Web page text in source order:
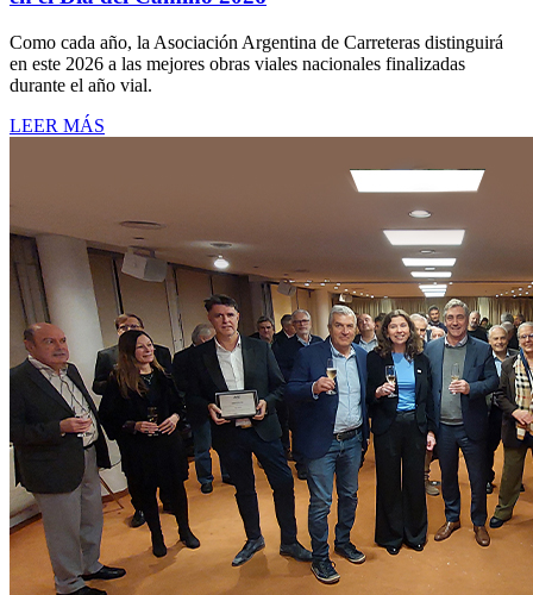
Como cada año, la Asociación Argentina de Carreteras distinguirá
en este 2026 a las mejores obras viales nacionales finalizadas
durante el año vial.
LEER MÁS